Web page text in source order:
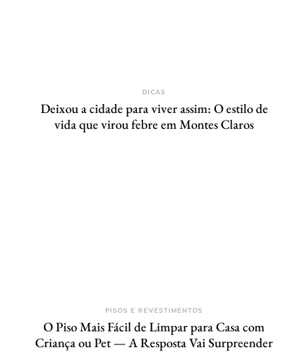
DICAS
Deixou a cidade para viver assim: O estilo de
vida que virou febre em Montes Claros
PISOS E REVESTIMENTOS
O Piso Mais Fácil de Limpar para Casa com
Criança ou Pet — A Resposta Vai Surpreender